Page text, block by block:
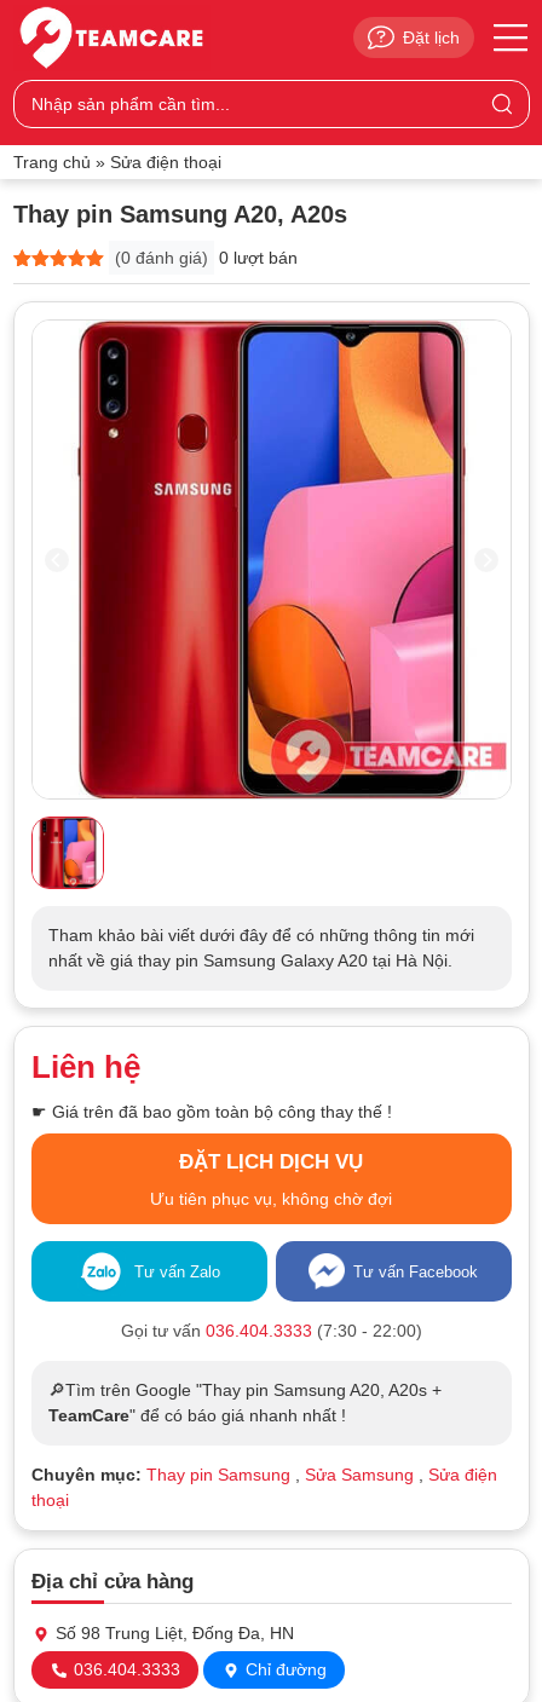
Đặt lịch
Trang chủ » Sửa điện thoại
Thay pin Samsung A20, A20s
5trên 5
dựa trên
0
đánh giá
(0 đánh giá) 0 lượt bán
Tham khảo bài viết dưới đây để có những thông tin mới
nhất về giá thay pin Samsung Galaxy A20 tại Hà Nội.
Liên hệ
☛ Giá trên đã bao gồm toàn bộ công thay thế !
ĐẶT LỊCH DỊCH VỤ
Ưu tiên phục vụ, không chờ đợi
Tư vấn Zalo Tư vấn Facebook
Gọi tư vấn 036.404.3333 (7:30 - 22:00)
🔎Tìm trên Google "Thay pin Samsung A20, A20s +
TeamCare" để có báo giá nhanh nhất !
Chuyên mục: Thay pin Samsung Sửa Samsung
Sửa điện
thoại
Địa chỉ cửa hàng
Số 98 Trung Liệt, Đống Đa, HN
036.404.3333
Chỉ đường